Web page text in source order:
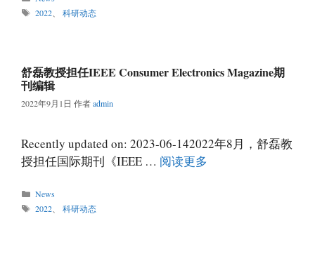
类
标
2022 、科研动态
舒磊教授担任IEEE Consumer Electronics Magazine期
刊编辑
2022年9月1日 作者admin
Recently updated on: 2023-06-142022年8月，舒磊教
授担任国际期刊《IEEE … 阅读更多
分
类
News
标
2022 、科研动态